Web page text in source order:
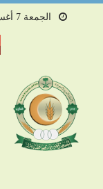
الجمعة 7 أغسطس 2026 ميلادى - 22 صفر 1448 هجرى